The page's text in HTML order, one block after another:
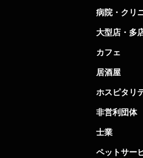
病院・クリ
大型店・多
カフェ
居酒屋
ホスピタリ
非営利団体
士業
ペットサー